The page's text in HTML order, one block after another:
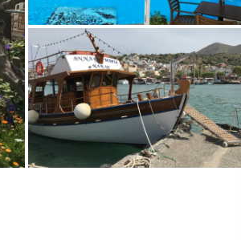
von Christine, Juni 2019